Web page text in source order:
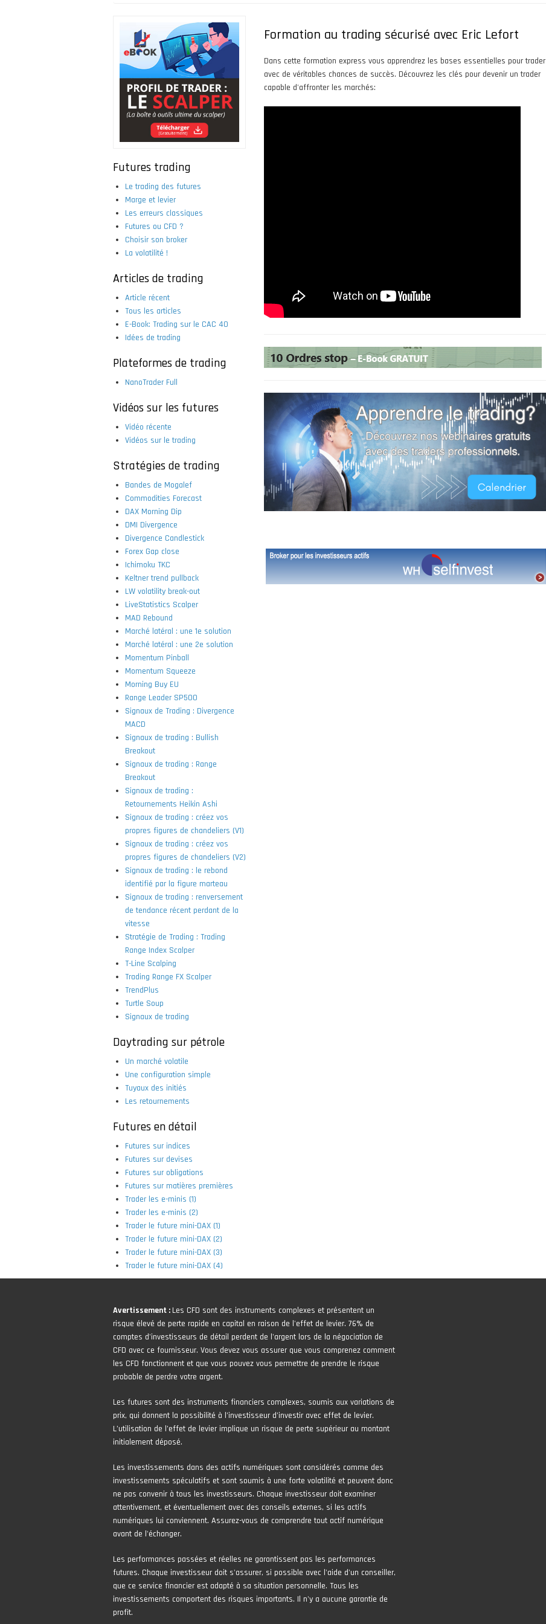
Futures trading
Le trading des futures
Marge et levier
Les erreurs classiques
Futures ou CFD ?
Choisir son broker
La volatilité !
Articles de trading
Article récent
Tous les articles
E-Book: Trading sur le CAC 40
Idées de trading
Plateformes de trading
NanoTrader Full
Vidéos sur les futures
Vidéo récente
Vidéos sur le trading
Stratégies de trading
Bandes de Mogalef
Commodities Forecast
DAX Morning Dip
DMI Divergence
Divergence Candlestick
Forex Gap close
Ichimoku TKC
Keltner trend pullback
LW volatility break-out
LiveStatistics Scalper
MAD Rebound
Marché latéral : une 1e solution
Marché latéral : une 2e solution
Momentum Pinball
Momentum Squeeze
Morning Buy EU
Range Leader SP500
Signaux de Trading : Divergence
MACD
Signaux de trading : Bullish
Breakout
Signaux de trading : Range
Breakout
Signaux de trading :
Retournements Heikin Ashi
Signaux de trading : créez vos
propres figures de chandeliers (V1)
Signaux de trading : créez vos
propres figures de chandeliers (V2)
Signaux de trading : le rebond
identifié par la figure marteau
Signaux de trading : renversement
de tendance récent perdant de la
vitesse
Stratégie de Trading : Trading
Range Index Scalper
T-Line Scalping
Trading Range FX Scalper
TrendPlus
Turtle Soup
Signaux de trading
Daytrading sur pétrole
Un marché volatile
Une configuration simple
Tuyaux des initiés
Les retournements
Futures en détail
Futures sur indices
Futures sur devises
Futures sur obligations
Futures sur matières premières
Trader les e-minis (1)
Trader les e-minis (2)
Trader le future mini-DAX (1)
Trader le future mini-DAX (2)
Trader le future mini-DAX (3)
Trader le future mini-DAX (4)
Formation au trading sécurisé avec Eric Lefort
Dans cette formation express vous apprendrez les bases essentielles pour trader
avec de véritables chances de succès. Découvrez les clés pour devenir un trader
capable d'affronter les marchés:
Avertissement : Les CFD sont des instruments complexes et présentent un
risque élevé de perte rapide en capital en raison de l'effet de levier. 76% de
comptes d'investisseurs de détail perdent de l'argent lors de la négociation de
CFD avec ce fournisseur. Vous devez vous assurer que vous comprenez comment
les CFD fonctionnent et que vous pouvez vous permettre de prendre le risque
probable de perdre votre argent.
Les futures sont des instruments financiers complexes, soumis aux variations de
prix, qui donnent la possibilité à l’investisseur d’investir avec effet de levier.
L’utilisation de l’effet de levier implique un risque de perte supérieur au montant
initialement déposé.
Les investissements dans des actifs numériques sont considérés comme des
investissements spéculatifs et sont soumis à une forte volatilité et peuvent donc
ne pas convenir à tous les investisseurs. Chaque investisseur doit examiner
attentivement, et éventuellement avec des conseils externes, si les actifs
numériques lui conviennent. Assurez-vous de comprendre tout actif numérique
avant de l'échanger.
Les performances passées et réelles ne garantissent pas les performances
futures. Chaque investisseur doit s'assurer, si possible avec l'aide d'un conseiller,
que ce service financier est adapté à sa situation personnelle. Tous les
investissements comportent des risques importants. Il n'y a aucune garantie de
profit.